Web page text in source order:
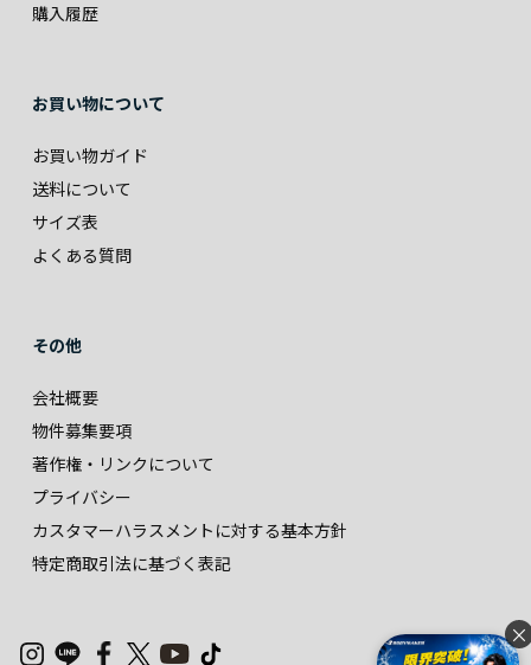
×
購入履歴
お買い物について
お買い物ガイド
送料について
サイズ表
よくある質問
その他
会社概要
物件募集要項
著作権・リンクについて
プライバシー
カスタマーハラスメントに対する基本方針
特定商取引法に基づく表記